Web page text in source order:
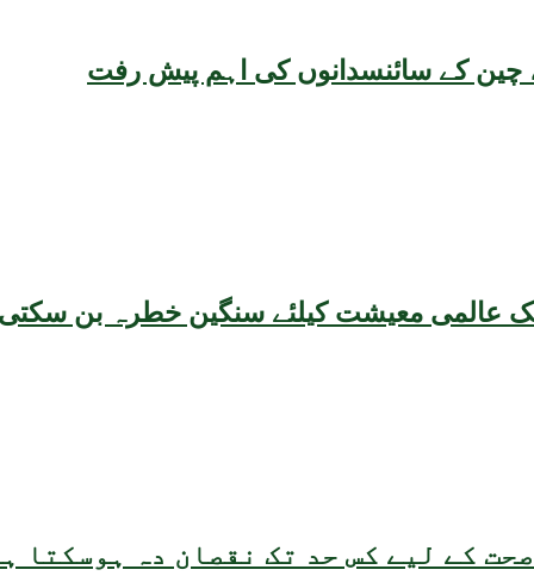
چین کے سائنسدانوں کی اہم پیش رفت
کے لیے کس حد تک نقصان دہ ہوسکتا